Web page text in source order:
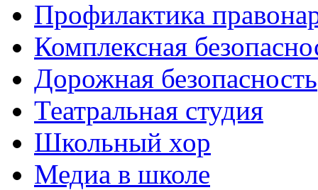
Профилактика
Комплексная
Дорожная безопасность
Театральная студия
Школьный хор
Медиа в школе